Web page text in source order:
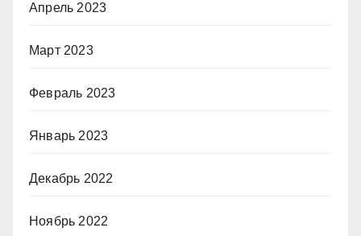
Апрель 2023
Март 2023
Февраль 2023
Январь 2023
Декабрь 2022
Ноябрь 2022